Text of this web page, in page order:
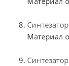
Материал